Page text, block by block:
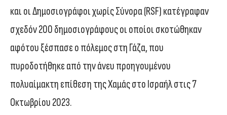
και οι Δημοσιογράφοι χωρίς Σύνορα (RSF) κατέγραφαν
σχεδόν 200 δημοσιογράφους οι οποίοι σκοτώθηκαν
αφότου ξέσπασε ο πόλεμος στη Γάζα, που
πυροδοτήθηκε από την άνευ προηγουμένου
πολυαίμακτη επίθεση της Χαμάς στο Ισραήλ στις 7
Οκτωβρίου 2023.